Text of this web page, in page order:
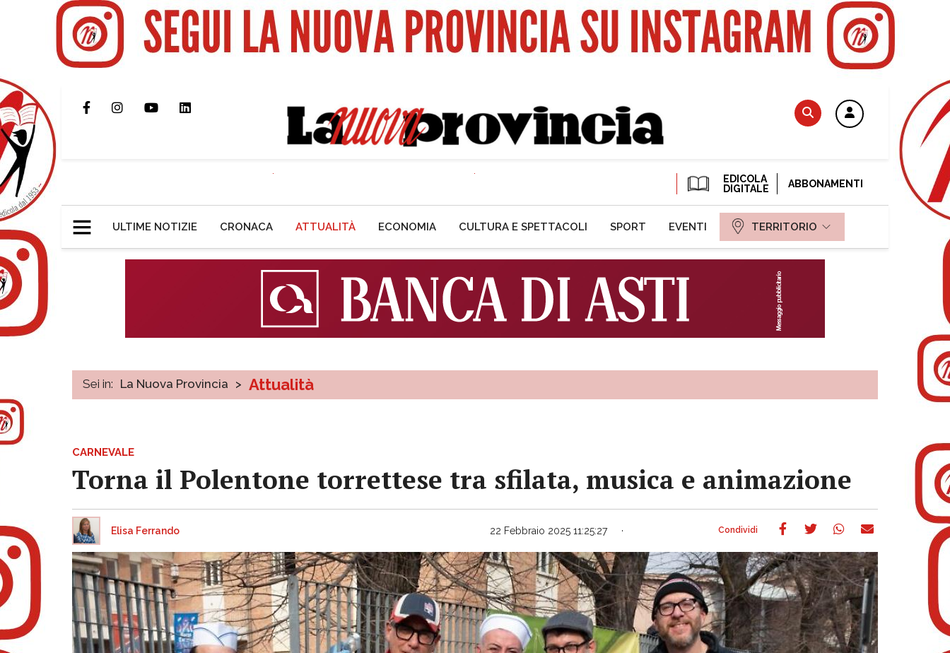
EDICOLA
DIGITALE
ABBONAMENTI
ULTIME NOTIZIE CRONACA ATTUALITÀ ECONOMIA CULTURA E SPETTACOLI SPORT EVENTI TERRITORIO
Sei in: La Nuova Provincia > Attualità
CARNEVALE
Torna il Polentone torrettese tra sfilata, musica e animazione
Elisa Ferrando 22 Febbraio 2025 11:25:27